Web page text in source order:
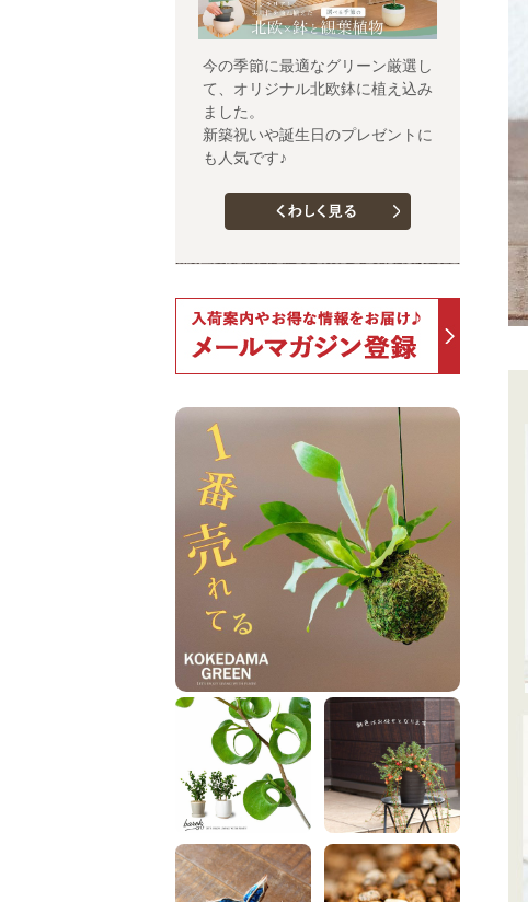
今の季節に最適なグリーン厳選し
て、オリジナル北欧鉢に植え込み
ました。
新築祝いや誕生日のプレゼントに
も人気です♪